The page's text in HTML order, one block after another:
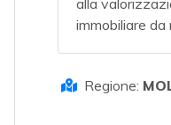
alla
immobiliare da
Regione: